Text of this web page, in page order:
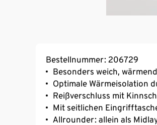
Bestellnummer: 206729
Besonders weich,
Optimale Wärmeisolation
Reißverschluss mit
Mit seitlichen
Allrounder: allein als